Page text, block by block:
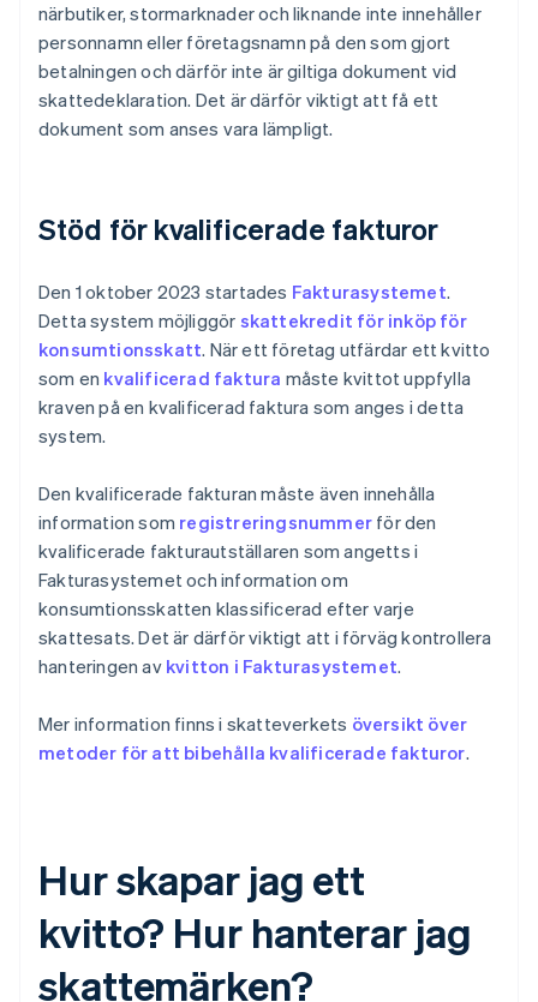
närbutiker, stormarknader och liknande inte innehåller
personnamn eller företagsnamn på den som gjort
betalningen och därför inte är giltiga dokument vid
skattedeklaration. Det är därför viktigt att få ett
dokument som anses vara lämpligt.
Stöd för kvalificerade fakturor
Den 1 oktober 2023 startades Fakturasystemet.
Detta system möjliggör skattekredit för inköp för
konsumtionsskatt. När ett företag utfärdar ett kvitto
som en kvalificerad faktura måste kvittot uppfylla
kraven på en kvalificerad faktura som anges i detta
system.
Den kvalificerade fakturan måste även innehålla
information som registreringsnummer för den
kvalificerade fakturautställaren som angetts i
Fakturasystemet och information om
konsumtionsskatten klassificerad efter varje
skattesats. Det är därför viktigt att i förväg kontrollera
hanteringen av kvitton i Fakturasystemet.
Mer information finns i skatteverkets översikt över
metoder för att bibehålla kvalificerade fakturor.
Hur skapar jag ett
kvitto? Hur hanterar jag
skattemärken?